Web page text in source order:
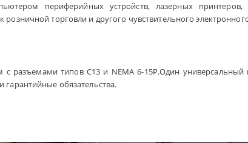
периферийных устройств, лазерных принтеров,
торговли и другого чувствительного
разъемами типов C13 и NEMA 6-15P.Один универсальный
гарантийные обязательства.